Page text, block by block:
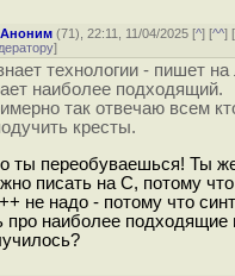
,Аноним (71), 22:11, 11/04/2025 [^] [^^] [
]
технологии - пишет
наиболее подходящий.
так отвечаю всем
кресты.
ты переобуваешься! Ты
писать на С, потому
не надо - потому что
про наиболее подходящие